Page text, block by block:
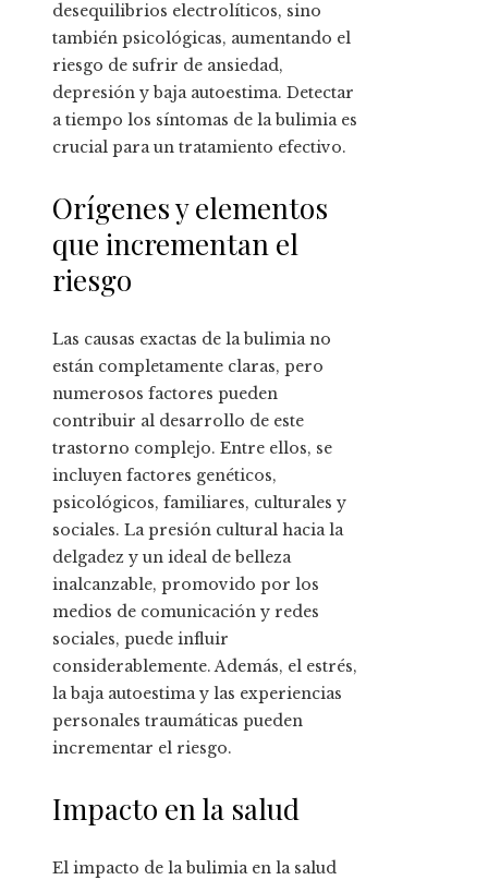
desequilibrios electrolíticos, sino
también psicológicas, aumentando el
riesgo de sufrir de ansiedad,
depresión y baja autoestima. Detectar
a tiempo los síntomas de la bulimia es
crucial para un tratamiento efectivo.
Orígenes y elementos
que incrementan el
riesgo
Las causas exactas de la bulimia no
están completamente claras, pero
numerosos factores pueden
contribuir al desarrollo de este
trastorno complejo. Entre ellos, se
incluyen factores genéticos,
psicológicos, familiares, culturales y
sociales. La presión cultural hacia la
delgadez y un ideal de belleza
inalcanzable, promovido por los
medios de comunicación y redes
sociales, puede influir
considerablemente. Además, el estrés,
la baja autoestima y las experiencias
personales traumáticas pueden
incrementar el riesgo.
Impacto en la salud
El impacto de la bulimia en la salud